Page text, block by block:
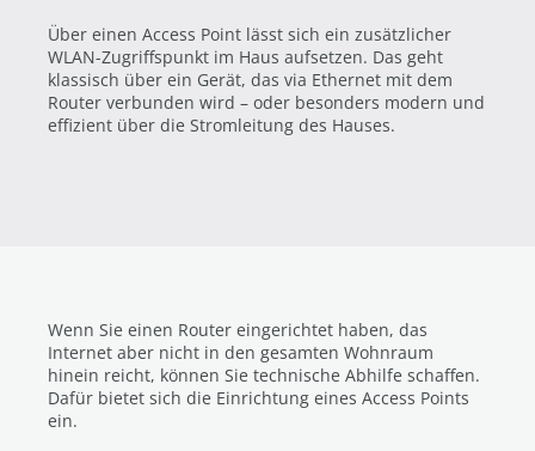
Über einen Access Point lässt sich ein zusätzlicher
WLAN-Zugriffspunkt im Haus aufsetzen. Das geht
klassisch über ein Gerät, das via Ethernet mit dem
Router verbunden wird – oder besonders modern und
effizient über die Stromleitung des Hauses.
Wenn Sie einen Router eingerichtet haben, das
Internet aber nicht in den gesamten Wohnraum
hinein reicht, können Sie technische Abhilfe schaffen.
Dafür bietet sich die Einrichtung eines Access Points
ein.